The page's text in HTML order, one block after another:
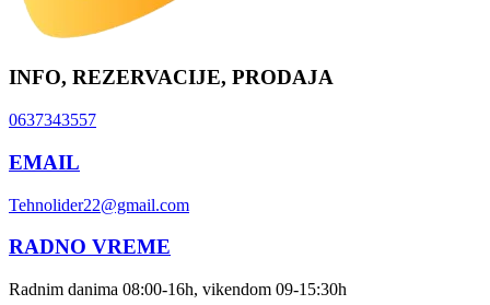
INFO, REZERVACIJE, PRODAJA
0637343557
EMAIL
Tehnolider22@gmail.com
RADNO VREME
Radnim danima 08:00-16h, vikendom 09-15:30h